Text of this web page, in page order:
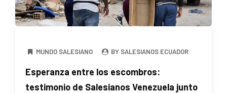
MUNDO SALESIANO BY SALESIANOS ECUADOR
Esperanza entre los escombros:
testimonio de Salesianos Venezuela junto